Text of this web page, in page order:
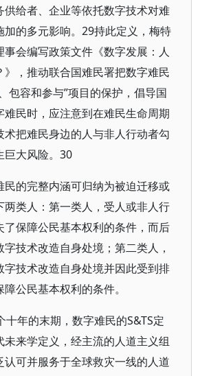
供给者、企业等依托数字技术对难
加的多元影响。29持此定义，梅特
事会编写政策文件《数字发展：人
》，推动联合国难民署把数字难民
包容和参与”项目的保护，倡导国
难民时，应注意到在难民生命周期
术把难民身边的人与非人行动者勾
巨大风险。30
民的完整内涵可归纳为被迫迁移或
两类人：第一类人，受人或非人行
了保障公民基本权利的条件，而后
技术改造自身处境；第二类人，
字技术改造自身处境并因此受到排
公民基本权利的条件。
十年的末期，数字难民的S&TS定
未来学定义，经主流的人道主义组
认可并服务于全球救灾一线的人道